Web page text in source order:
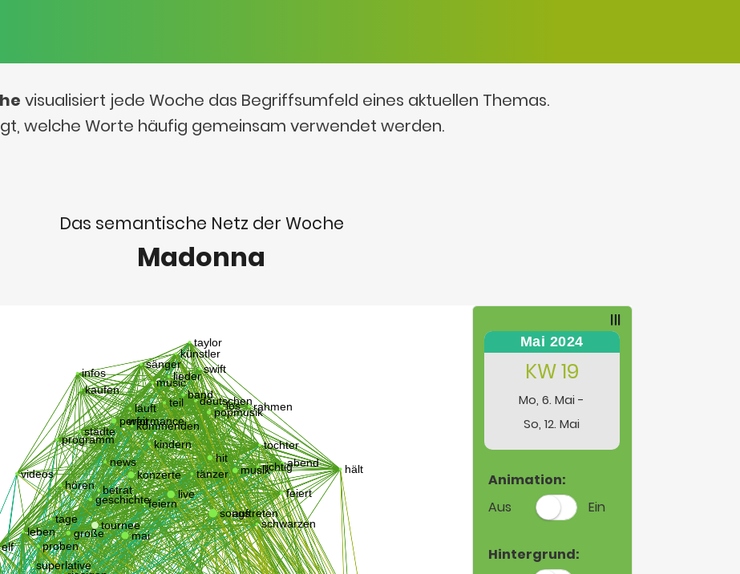
visualisiert jede Woche das Begriffsumfeld eines aktuellen Themas.
welche Worte häufig gemeinsam verwendet werden.
Das semantische Netz der Woche
Madonna
Mai 2024
KW 19
Mo, 6. Mai -
So, 12. Mai
Animation:
Aus
Ein
Hintergrund: